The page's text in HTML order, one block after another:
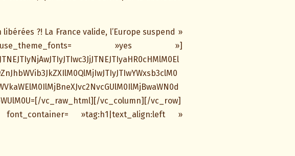
?! La France valide, l’Europe suspend »
»yes »]
vc_raw_html][/vc_column][/vc_row]
font_container= »tag:h1|text_align:left »